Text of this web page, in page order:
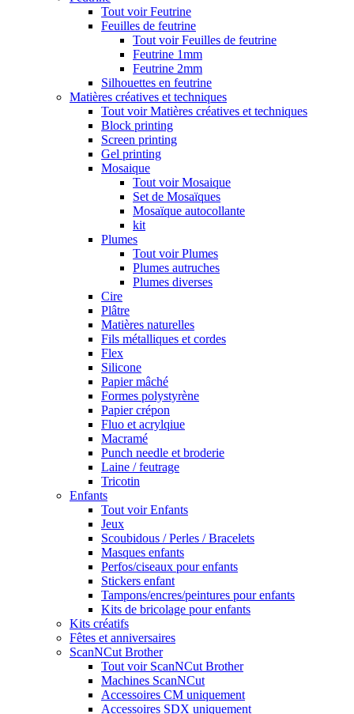
Tout voir Feutrine
Feuilles de feutrine
Tout voir Feuilles de feutrine
Feutrine 1mm
Feutrine 2mm
Silhouettes en feutrine
Matières créatives et techniques
Tout voir Matières créatives et techniques
Block printing
Screen printing
Gel printing
Mosaique
Tout voir Mosaique
Set de Mosaïques
Mosaïque autocollante
kit
Plumes
Tout voir Plumes
Plumes autruches
Plumes diverses
Cire
Plâtre
Matières naturelles
Fils métalliques et cordes
Flex
Silicone
Papier mâché
Formes polystyrène
Papier crépon
Fluo et acrylqiue
Macramé
Punch needle et broderie
Laine / feutrage
Tricotin
Enfants
Tout voir Enfants
Jeux
Scoubidous / Perles / Bracelets
Masques enfants
Perfos/ciseaux pour enfants
Stickers enfant
Tampons/encres/peintures pour enfants
Kits de bricolage pour enfants
Kits créatifs
Fêtes et anniversaires
ScanNCut Brother
Tout voir ScanNCut Brother
Machines ScanNCut
Accessoires CM uniquement
Accessoires SDX uniquement